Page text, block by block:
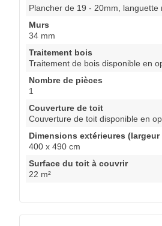
Plancher de 19 - 20mm, languette
Murs
34 mm
Traitement bois
Traitement de bois disponible en
Nombre de pièces
1
Couverture de toit
Couverture de toit disponible en
Dimensions extérieures
400 x 490 cm
Surface du toit à couvrir
22 m²